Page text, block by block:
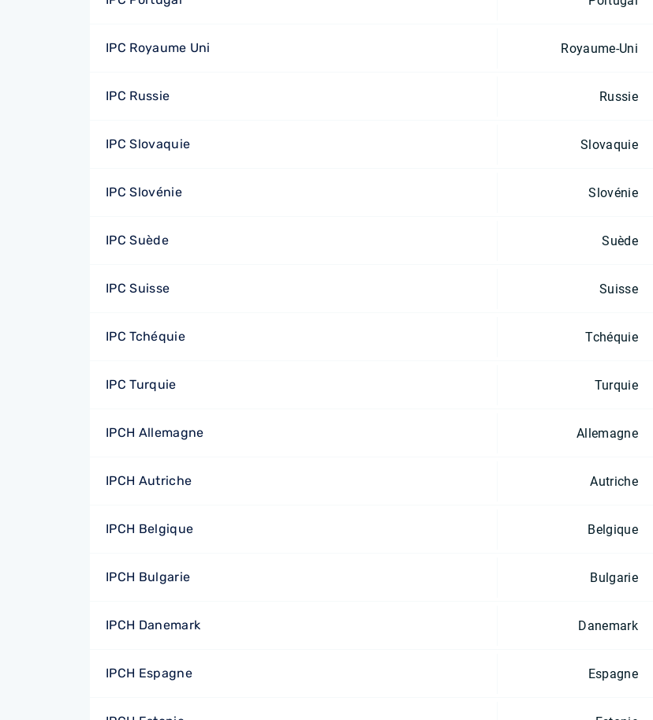
IPC Royaume Uni Royaume-Uni
IPC Russie Russie
IPC Slovaquie Slovaquie
IPC Slovénie Slovénie
IPC Suède Suède
IPC Suisse Suisse
IPC Tchéquie Tchéquie
IPC Turquie Turquie
IPCH Allemagne Allemagne
IPCH Autriche Autriche
IPCH Belgique Belgique
IPCH Bulgarie Bulgarie
IPCH Danemark Danemark
IPCH Espagne Espagne